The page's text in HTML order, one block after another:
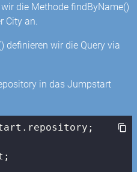
die Methode findByName()
City an.
definieren wir die Query via
in das Jumpstart